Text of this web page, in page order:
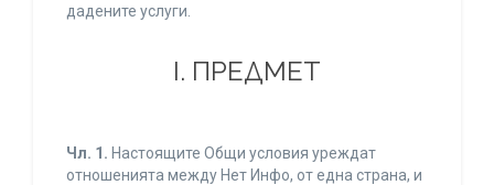
дадените услуги.
І. ПРЕДМЕТ
Чл. 1. Настоящите Общи условия уреждат
отношенията между Нет Инфо, от една страна, и